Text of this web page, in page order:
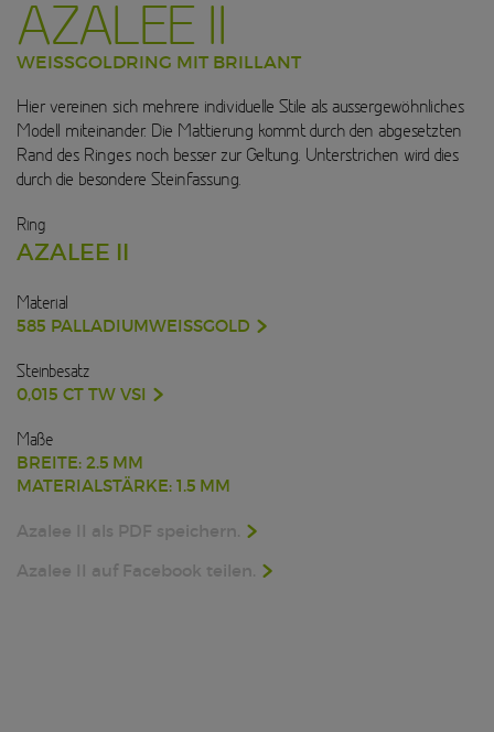
AZALEE II
WEISSGOLDRING MIT BRILLANT
Hier vereinen sich mehrere individuelle Stile als aussergewöhnliches
Modell miteinander. Die Mattierung kommt durch den abgesetzten
Rand des Ringes noch besser zur Geltung. Unterstrichen wird dies
durch die besondere Steinfassung.
Ring
AZALEE II
Material
585 PALLADIUMWEISSGOLD
Steinbesatz
0,015 CT TW VSI
Maße
BREITE: 2.5 MM
MATERIALSTÄRKE: 1.5 MM
Azalee II als PDF speichern.
Azalee II auf Facebook teilen.